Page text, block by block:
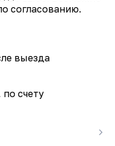
согласованию.
выезда
счету